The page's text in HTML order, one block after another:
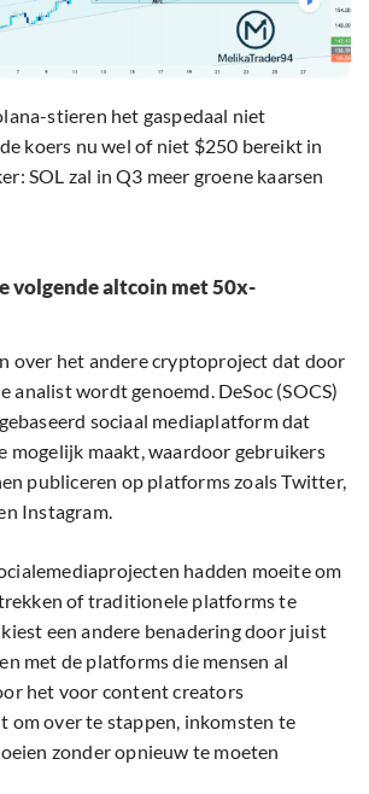
stieren het gaspedaal niet
koers nu wel of niet $250 bereikt in
SOL zal in Q3 meer groene kaarsen
volgende altcoin met 50x-
over het andere cryptoproject dat door
analist wordt genoemd. DeSoc (SOCS)
sociaal mediaplatform dat
mogelijk maakt, waardoor gebruikers
publiceren op platforms zoals Twitter,
Instagram.
hadden moeite om
of traditionele platforms te
kiest een andere benadering door juist
met de platforms die mensen al
het voor content creators
om over te stappen, inkomsten te
zonder opnieuw te moeten